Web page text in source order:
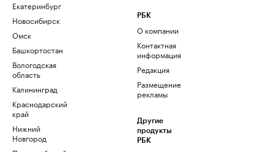
Екатеринбург
Новосибирск
Омск
Башкортостан
Вологодская
область
Калининград
Краснодарский
край
Нижний
Новгород
РБК
О компании
Контактная
информация
Редакция
Размещение
рекламы
Другие
продукты
РБК